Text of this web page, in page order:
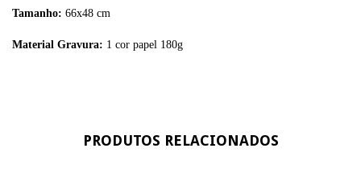
Tamanho: 66x48 cm
Material Gravura: 1 cor papel 180g
PRODUTOS RELACIONADOS